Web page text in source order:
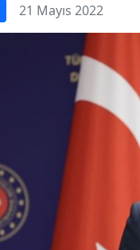
21 Mayıs 2022